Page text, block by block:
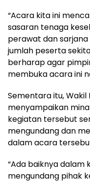
“Acara kita ini
sasaran tenaga
perawat dan
jumlah peserta
berharap agar
membuka acara ini
Sementara itu,
menyampaikan
kegiatan tersebut
mengundang dan
dalam acara
“Ada baiknya dalam
mengundang pihak